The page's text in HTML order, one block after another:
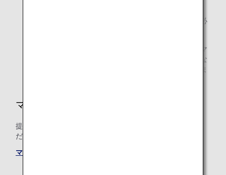
ご利用後、マイル積算が確認されるまで、事後登録に必
提携航空会社運航のコードシェア便をご利用の場合、マ
イル積算は、運航会社の予約クラスに基づく積算率にな
り、積算率が異なる場合や、積算されない場合がありま
マイルの積算条件
提携航空会社共通のマイル積算条件についても必ずご確認く
ださい。
マイル積算条件